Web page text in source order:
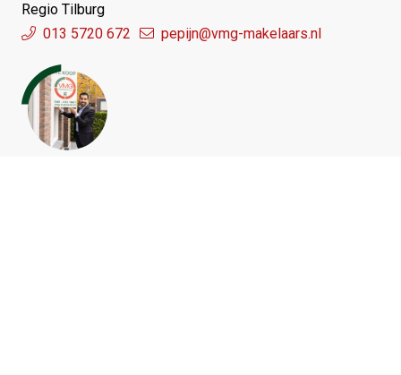
Regio Tilburg
013 5720 672
pepijn@vmg-makelaars.nl